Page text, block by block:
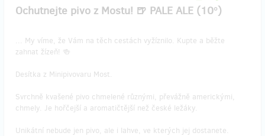
Ochutnejte pivo z Mostu! 🍺 PALE ALE (10°)
... My víme, že Vám na těch cestách vyžíznilo. Kupte a běžte
zahnat žízeň! 🍻
Desítka z Minipivovaru Most.
Svrchně kvašené pivo chmelené různými, převážně americkými,
chmely. Je hořčejší a aromatičtější než české ležáky.
Unikátní nebude jen pivo, ale i lahve, ve kterých jej dostanete.